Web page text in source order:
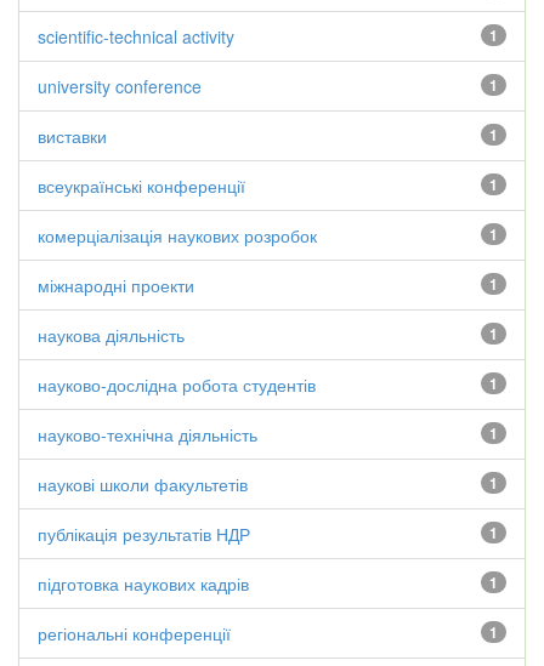
1
scientific-technical activity
1
university conference
1
виставки
1
всеукраїнські конференції
1
комерціалізація наукових розробок
1
міжнародні проекти
1
наукова діяльність
1
науково-дослідна робота студентів
1
науково-технічна діяльність
1
наукові школи факультетів
1
публікація результатів НДР
1
підготовка наукових кадрів
1
регіональні конференції